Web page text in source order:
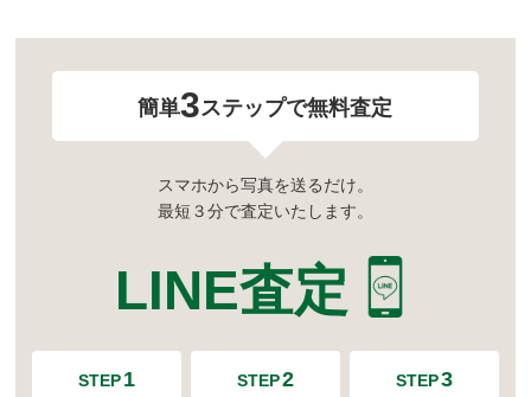
簡単3ステップで無料査定
スマホから写真を送るだけ。
最短３分で査定いたします。
LINE査定
STEP1 STEP2 STEP3